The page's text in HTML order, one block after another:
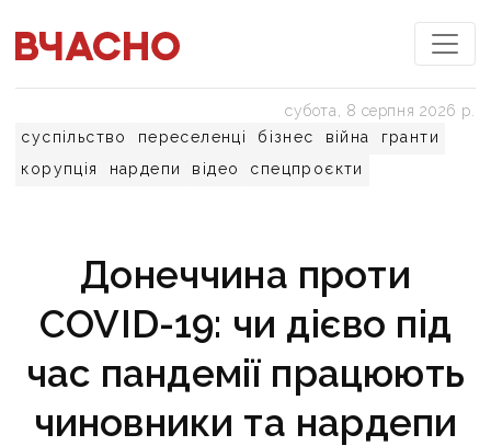
суспільство переселенці бізнес війна
гранти
корупція
нардепи відео спецпроєкти
субота, 8 серпня 2026 р.
Донеччина проти
COVID-19: чи дієво під
час пандемії працюють
чиновники та нардепи